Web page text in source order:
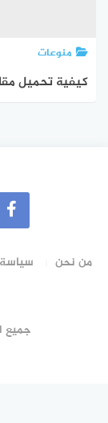
منوعات
كيفية تحميل
من نحن
جميع